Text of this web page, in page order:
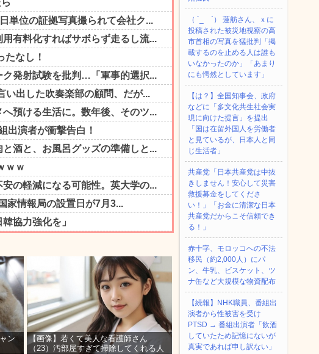
ン
【画像】若くて美人な看護師さん
（23）汚部屋すぎて掃除してくれる人
（ ´_ゝ`） 蓮舫さん、ｘに
投稿された被災地視察の高
市首相の写真を猛批判「掲
載するのを止める人は誰も
いなかったのか」「あまり
にも愕然としています」
【は？】全国知事会、政府
などに「多文化共生社会実
現に向けた提言」を提出
「国は在留外国人を労働者
と見ているが、日本人と同
じ生活者」
共産党「日本共産党は中抜
きしません！安心して災害
救援募金をしてくださ
い！」「お金に清潔な日本
共産党だからこそ信頼でき
る！」
赤十字、モロッコへの不法
移民（約2,000人）にパ
ン、牛乳、ビスケット、ツ
ナ缶など大規模な物資配布
【続報】NHK職員、番組出
演者から性被害を受け
PTSD → 番組出演者「飲酒
していたため記憶にないが
真実であれば申し訳ない」